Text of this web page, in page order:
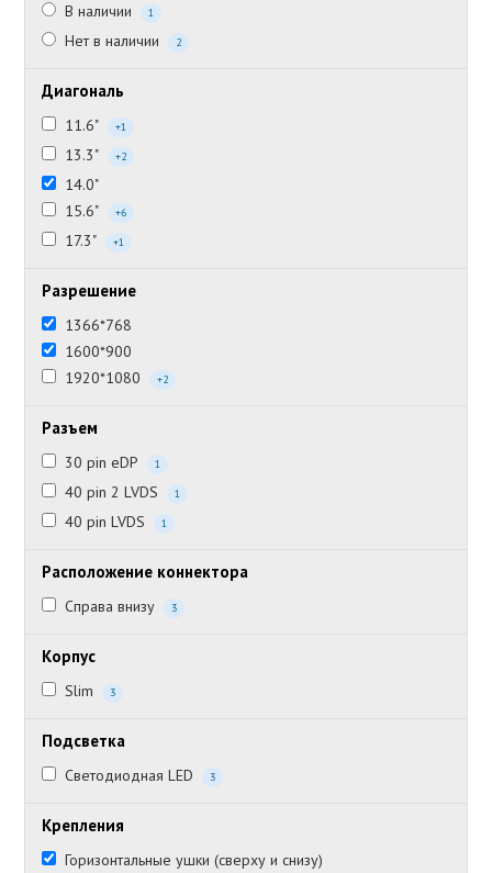
В наличии
1
Нет в наличии 2
Диагональ
11.6" +1
13.3" +2
14.0"
15.6"
+6
17.3" +1
Разрешение
1366*768
1600*900
1920*1080
+2
Разъем
30 pin eDP 1
40 pin 2 LVDS 1
40 pin LVDS 1
Расположение коннектора
Справа внизу 3
Корпус
Slim 3
Подсветка
Светодиодная LED 3
Крепления
Горизонтальные ушки (сверху и снизу)